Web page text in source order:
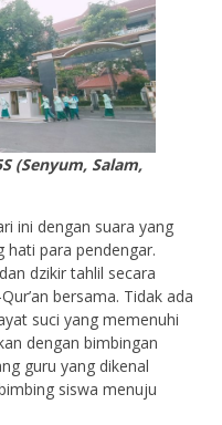
(Senyum, Salam,
ini dengan suara yang
para pendengar.
dzikir tahlil secara
bersama. Tidak ada
suci yang memenuhi
dengan bimbingan
guru yang dikenal
siswa menuju